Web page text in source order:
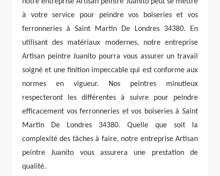
à votre service pour peindre vos boiseries et vos
ferronneries à Saint Martin De Londres 34380. En
utilisant des matériaux modernes, notre entreprise
Artisan peintre Juanito pourra vous assurer un travail
soigné et une finition impeccable qui est conforme aux
normes en vigueur. Nos peintres minutieux
respecteront les différentes à suivre pour peindre
efficacement vos ferronneries et vos boiseries à Saint
Martin De Londres 34380. Quelle que soit la
complexité des tâches à faire, notre entreprise Artisan
peintre Juanito vous assurera une prestation de
qualité.